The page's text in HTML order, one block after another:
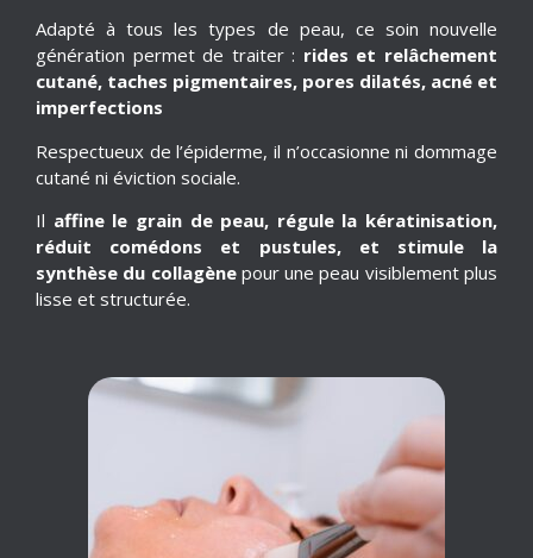
Adapté à tous les types de peau, ce soin nouvelle
génération permet de traiter : rides et relâchement
cutané, taches pigmentaires, pores dilatés, acné et
imperfections
Respectueux de l’épiderme, il n’occasionne ni dommage
cutané ni éviction sociale.
Il affine le grain de peau, régule la kératinisation,
réduit comédons et pustules, et stimule la
synthèse du collagène pour une peau visiblement plus
lisse et structurée.